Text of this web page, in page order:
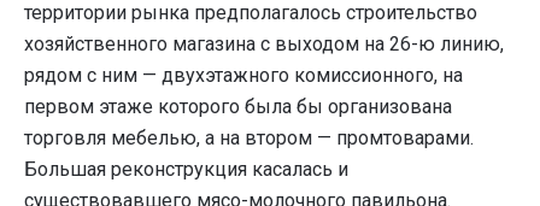
территории рынка предполагалось строительство
хозяйственного магазина с выходом на 26-ю линию,
рядом с ним — двухэтажного комиссионного, на
первом этаже которого была бы организована
торговля мебелью, а на втором — промтоварами.
Большая реконструкция касалась и
существовавшего мясо-молочного павильона.